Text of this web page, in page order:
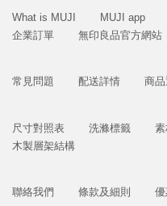
What is MUJI MUJI app
企業訂單
無印良品官方網站
常見問題 配送詳情 商
尺寸對照表 洗滌標籤
木製層架結構
聯絡我們 條款及細則 優